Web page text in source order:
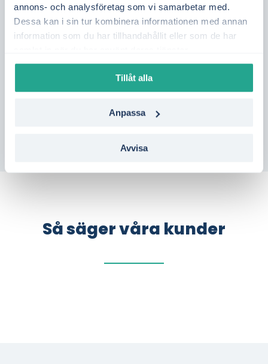
annons- och analysföretag som vi samarbetar med.
Dessa kan i sin tur kombinera informationen med annan
information som du har tillhandahållit eller som de har
Tillåt alla
Anpassa
Avvisa
läget i internationella elflöden. Genom att följa
priset dag för dag får du bättre kontroll över
Så säger våra kunder